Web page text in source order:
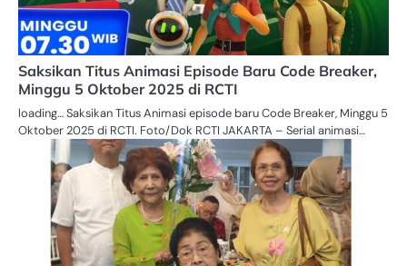
Saksikan Titus Animasi Episode Baru Code Breaker,
Minggu 5 Oktober 2025 di RCTI
loading… Saksikan Titus Animasi episode baru Code Breaker, Minggu 5
Oktober 2025 di RCTI. Foto/Dok RCTI JAKARTA – Serial animasi…